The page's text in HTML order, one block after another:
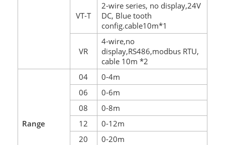
VT-T
2-wire series, no display,24V
DC, Blue tooth
config.cable10m*1
VR
4-wire,no
display,RS486,modbus RTU,
cable 10m *2
Range
04
0-4m
06
0-6m
08
0-8m
12
0-12m
20
0-20m